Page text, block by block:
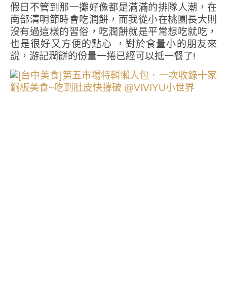
假日不管到那一攤好像都是滿滿的排隊人潮，在
南部清明節時會吃潤餅，而我從小在桃園長大則
沒有過這樣的習俗，吃潤餅就是平常想吃就吃，
也是很好又方便的點心 ，對於食量小的朋友來
說，游記潤餅的份量一捲已經可以抵一餐了!